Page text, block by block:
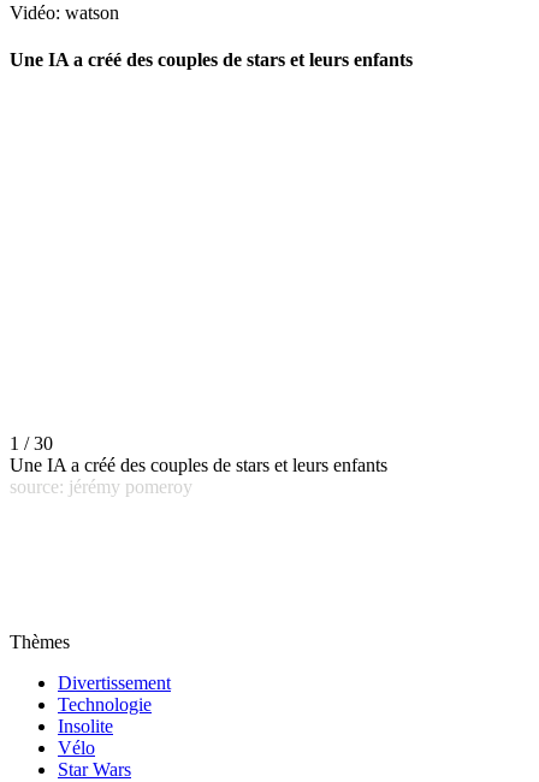
Vidéo: watson
Une IA a créé des couples de stars et leurs enfants
1 / 30
Une IA a créé des couples de stars et leurs enfants
source: jérémy pomeroy
Thèmes
Divertissement
Technologie
Insolite
Vélo
Star Wars